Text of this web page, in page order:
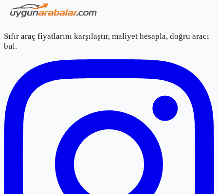
Sıfır araç fiyatlarını karşılaştır, maliyet hesapla, doğru aracı
bul.